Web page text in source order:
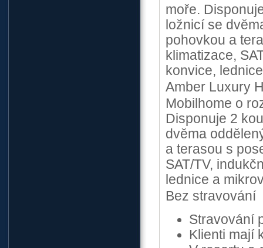
moře.
ložnicí se
pohovkou a
klimatizace,
konvice,
Amber Luxury
Mobilhome o
Disponuje 2
dvěma
a terasou s
SAT/TV,
lednice a
Bez stravování
Stravování
Klienti mají